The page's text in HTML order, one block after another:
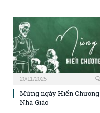
20/11/2025
Mừng ngày Hiến Chương
Nhà Giáo